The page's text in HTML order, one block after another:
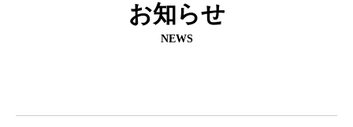
お知らせ
NEWS